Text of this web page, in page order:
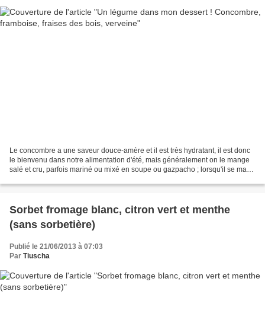
Le concombre a une saveur douce-amère et il est très hydratant, il est donc
le bienvenu dans notre alimentation d'été, mais généralement on le mange
salé et cru, parfois mariné ou mixé en soupe ou gazpacho ; lorsqu'il se marie
Sorbet fromage blanc, citron vert et menthe
(sans sorbetière)
Publié le 21/06/2013 à 07:03
Par Tiuscha